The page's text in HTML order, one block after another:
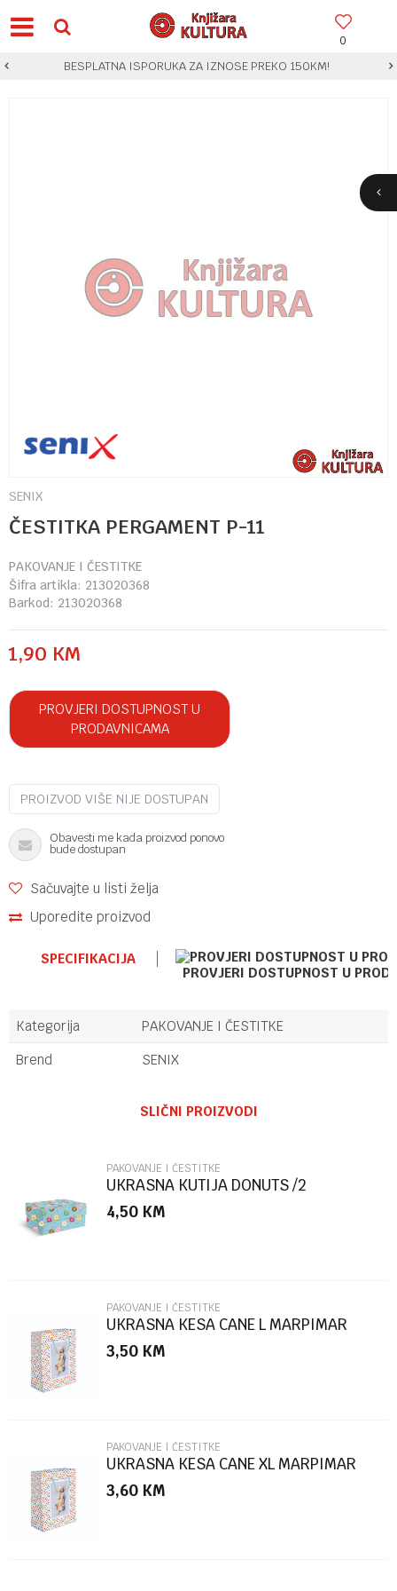
0
BESPLATNA ISPORUKA ZA IZNOSE PREKO 150KM!
SENIX
ČESTITKA PERGAMENT P-11
PAKOVANJE I ČESTITKE
Šifra artikla: 213020368
Barkod: 213020368
1,90 KM
PROVJERI DOSTUPNOST U
PRODAVNICAMA
PROIZVOD VIŠE NIJE DOSTUPAN
Obavesti me kada proizvod ponovo
bude dostupan
Sačuvajte u listi želja
Uporedite proizvod
SPECIFIKACIJA
PROVJERI DOSTUPNOST U
Kategorija
PAKOVANJE I ČESTITKE
Brend
SENIX
Poruka
POŠALJI
SLIČNI PROIZVODI
PAKOVANJE I ČESTITKE
UKRASNA KUTIJA DONUTS /2
MARPIMAR
4,50 KM
PAKOVANJE I ČESTITKE
UKRASNA KESA CANE L MARPIMAR
3,50 KM
PAKOVANJE I ČESTITKE
UKRASNA KESA CANE XL MARPIMAR
3,60 KM